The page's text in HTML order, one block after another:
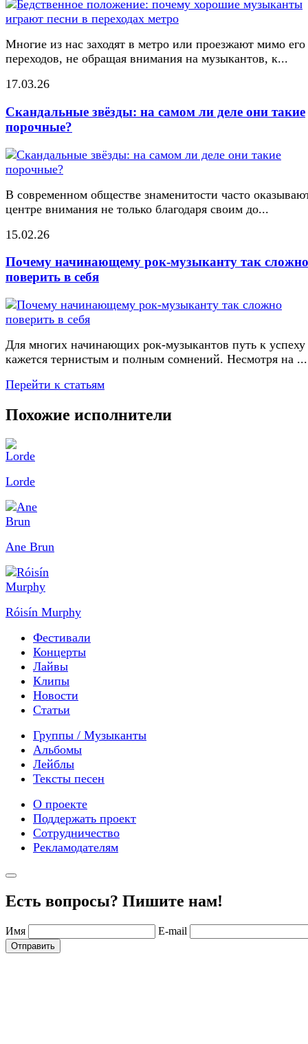
Многие из нас заходят в метро или проезжают мимо его
переходов, не обращая внимания на музыкантов, к...
17.03.26
Скандальные звёзды: на самом ли деле они такие
порочные?
В современном обществе знаменитости часто
центре внимания не только благодаря своим до...
15.02.26
Почему начинающему рок-музыканту так сложно
поверить в себя
Для многих начинающих рок-музыкантов путь к успеху
кажется тернистым и полным сомнений. Несмотря на ...
Перейти к статьям
Похожие исполнители
Lorde
Ane Brun
Róisín Murphy
Фестивали
Концерты
Лайвы
Клипы
Новости
Статьи
Группы / Музыканты
Альбомы
Лейблы
Тексты песен
О проекте
Поддержать проект
Сотрудничество
Рекламодателям
Есть вопросы? Пишите нам!
Имя E-mail